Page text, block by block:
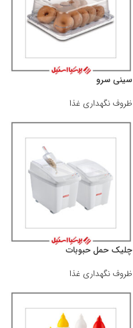
سینی سرو
ظروف نگهداری غذا
چلیک حمل حبوبات
ظروف نگهداری غذا